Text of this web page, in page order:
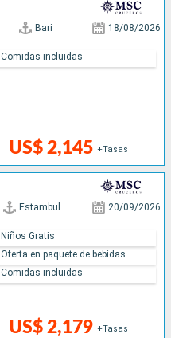
Bari 18/08/2026
US$ 2,145 +Tasas
Comidas incluidas
Estambul 20/09/2026
US$ 2,179 +Tasas
Niños Gratis
Oferta en paquete de bebidas
Comidas incluidas